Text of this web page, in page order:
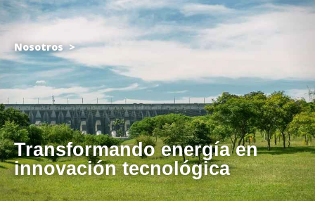
Nosotros >
Transformando energía en
innovación tecnológica